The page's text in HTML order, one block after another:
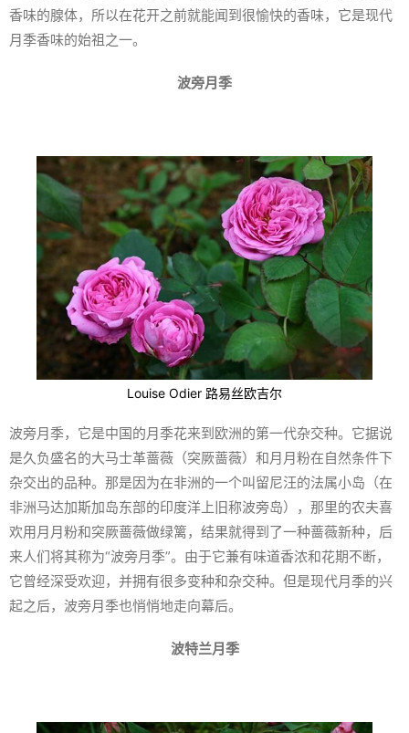
香味的腺体，所以在花开之前就能闻到很愉快的香味，它是现代
月季香味的始祖之一。
波旁月季
Louise Odier 路易丝欧吉尔
波旁月季，它是中国的月季花来到欧洲的第一代杂交种。它据说
是久负盛名的大马士革蔷薇（突厥蔷薇）和月月粉在自然条件下
杂交出的品种。那是因为在非洲的一个叫留尼汪的法属小岛（在
非洲马达加斯加岛东部的印度洋上旧称波旁岛），那里的农夫喜
欢用月月粉和突厥蔷薇做绿篱，结果就得到了一种蔷薇新种，后
来人们将其称为“波旁月季”。由于它兼有味道香浓和花期不断，
它曾经深受欢迎，并拥有很多变种和杂交种。但是现代月季的兴
起之后，波旁月季也悄悄地走向幕后。
波特兰月季